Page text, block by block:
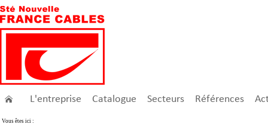
L'entreprise Catalogue Secteurs Références
Vous êtes ici :